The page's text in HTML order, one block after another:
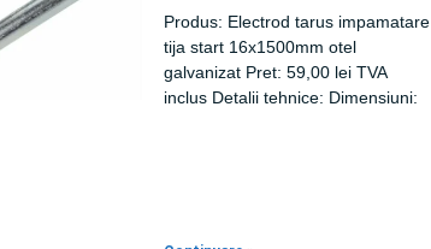
Produs: Electrod tarus impamatare
tija start 16x1500mm otel
galvanizat Pret: 59,00 lei TVA
inclus Detalii tehnice: Dimensiuni: